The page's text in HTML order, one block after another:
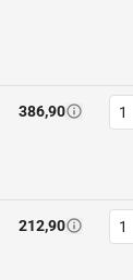
386,90
212,90